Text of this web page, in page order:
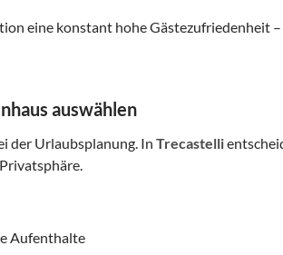
eine konstant hohe Gästezufriedenheit
auswählen
der Urlaubsplanung. In Trecastelli
Aufenthalte